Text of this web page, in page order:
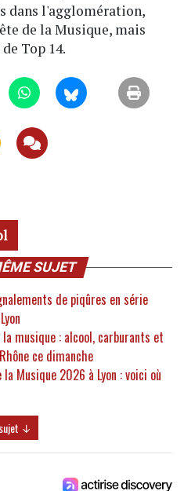
dans l'agglomération,
de la Musique, mais
Top 14.
SUJET
de piqûres en série
la musique : alcool, carburants et
ce dimanche
la Musique 2026 à Lyon : voici où
↓